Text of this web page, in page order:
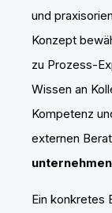
und
Konzept
zu Prozess-
Wissen an
Kompetenz
externen
Ein konkretes